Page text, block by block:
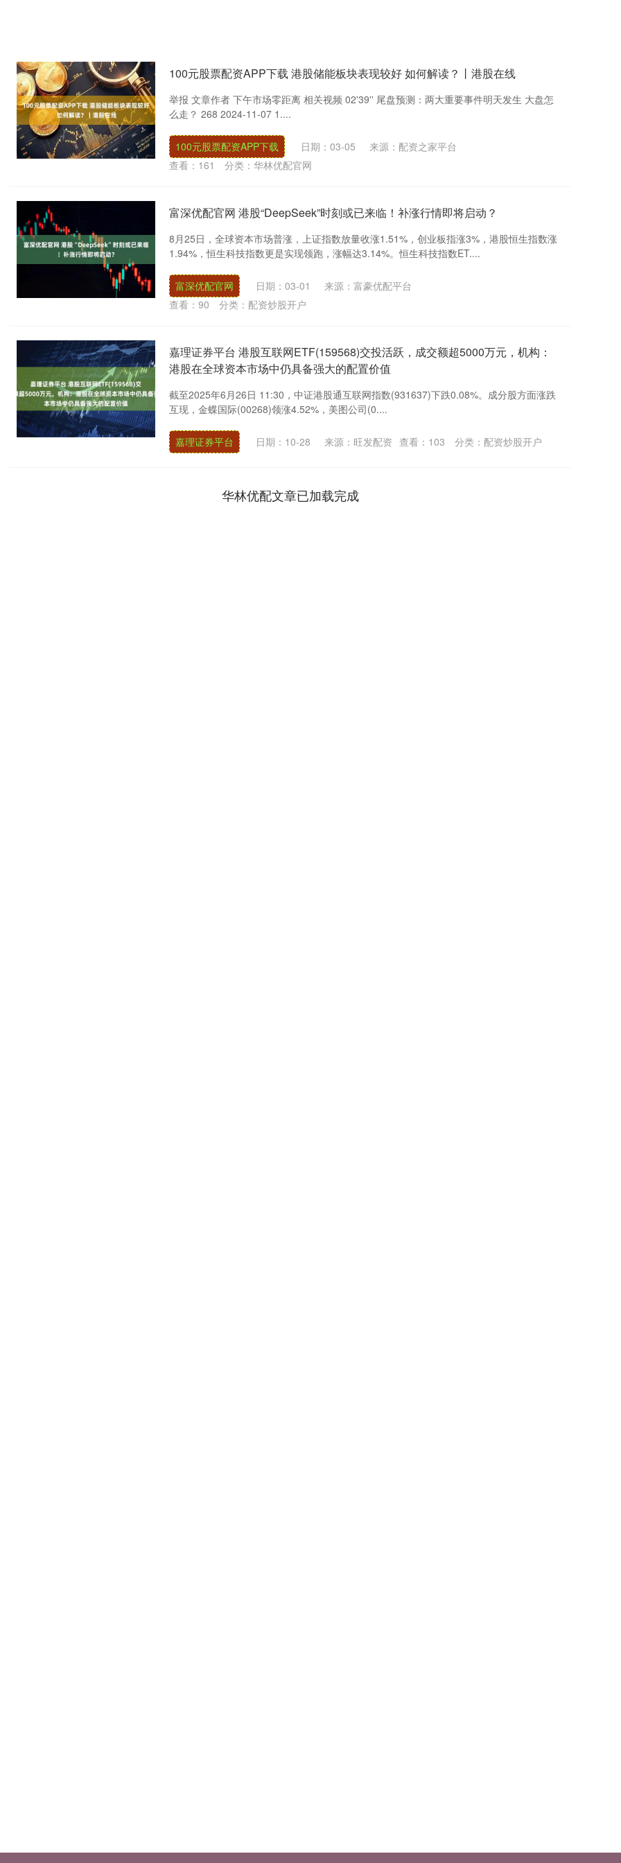
100元股票配资APP下载 港股储能板块表现较好 如何解读？丨港股在线
举报 文章作者 下午市场零距离 相关视频 02'39'' 尾盘预测：两大重要事件明天发生 大盘怎
么走？ 268 2024-11-07 1....
100元股票配资APP下载 日期：03-05
来源：配资之家平台
查看： 161 分类： 华林优配官网
富深优配官网 港股“DeepSeek”时刻或已来临！补涨行情即将启动？
8月25日，全球资本市场普涨，上证指数放量收涨1.51%，创业板指涨3%，港股恒生指数涨
1.94%，恒生科技指数更是实现领跑，涨幅达3.14%。恒生科技指数ET....
富深优配官网 日期：03-01
来源：富豪优配平台
查看： 90 分类： 配资炒股开户
嘉理证券平台 港股互联网ETF(159568)交投活跃，成交额超5000万元，机构：
港股在全球资本市场中仍具备强大的配置价值
截至2025年6月26日 11:30，中证港股通互联网指数(931637)下跌0.08%。成分股方面涨跌
互现，金蝶国际(00268)领涨4.52%，美图公司(0....
嘉理证券平台 日期：10-28 来源：旺发配资 查看： 103 分类： 配资炒股开户
华林优配文章已加载完成